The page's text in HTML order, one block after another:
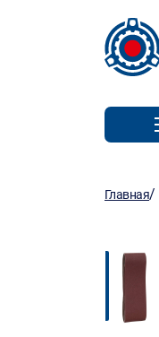
Главная/